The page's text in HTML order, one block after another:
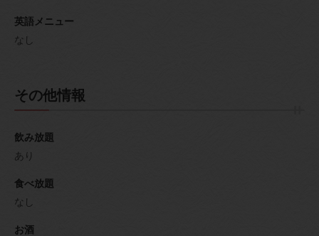
英語メニュー
なし
その他情報
飲み放題
あり
食べ放題
なし
お酒